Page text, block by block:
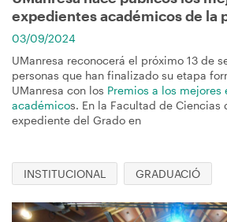
expedientes académicos de la
03/09/2024
UManresa reconocerá el próximo 13 de
personas que han finalizado su etapa
UManresa con los Premios a los mejores
académicos. En la Facultad de Ciencias
expediente del Grado en
INSTITUCIONAL GRADUACIÓ